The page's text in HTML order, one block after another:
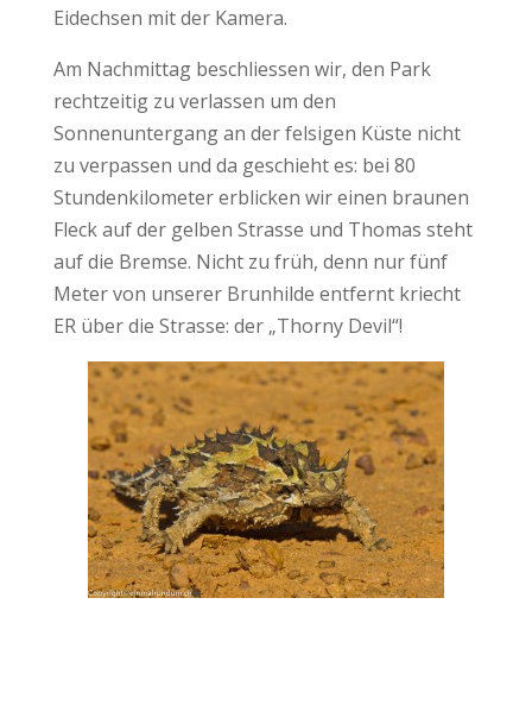
Eidechsen mit der Kamera.
Am Nachmittag beschliessen wir, den Park
rechtzeitig zu verlassen um den
Sonnenuntergang an der felsigen Küste nicht
zu verpassen und da geschieht es: bei 80
Stundenkilometer erblicken wir einen braunen
Fleck auf der gelben Strasse und Thomas steht
auf die Bremse. Nicht zu früh, denn nur fünf
Meter von unserer Brunhilde entfernt kriecht
ER über die Strasse: der „Thorny Devil“!